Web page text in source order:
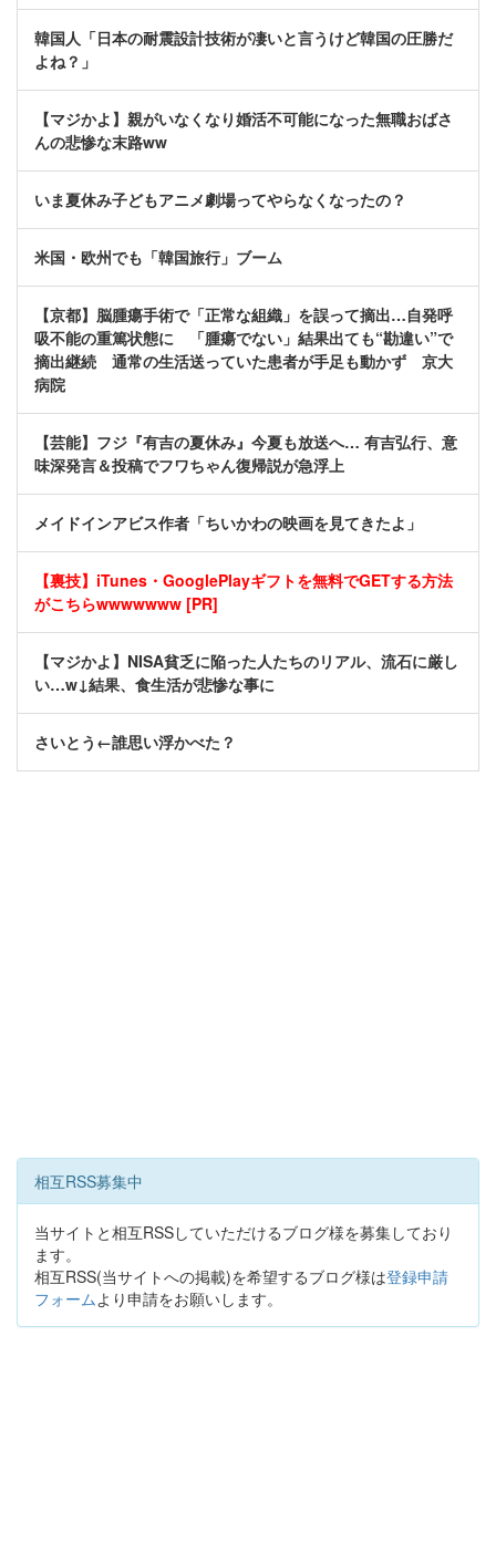
韓国人「日本の耐震設計技術が凄いと言うけど韓国の圧勝だ
よね？」
【マジかよ】親がいなくなり婚活不可能になった無職おばさ
んの悲惨な末路ww
いま夏休み子どもアニメ劇場ってやらなくなったの？
米国・欧州でも「韓国旅行」ブーム
【京都】脳腫瘍手術で「正常な組織」を誤って摘出…自発呼
吸不能の重篤状態に 「腫瘍でない」結果出ても“勘違い”で
摘出継続 通常の生活送っていた患者が手足も動かず 京大
病院
【芸能】フジ『有吉の夏休み』今夏も放送へ… 有吉弘行、意
味深発言＆投稿でフワちゃん復帰説が急浮上
メイドインアビス作者「ちいかわの映画を見てきたよ」
【裏技】iTunes・GooglePlayギフトを無料でGETする方法
がこちらwwwwwww [PR]
【マジかよ】NISA貧乏に陥った人たちのリアル、流石に厳し
い…w↓結果、食生活が悲惨な事に
さいとう←誰思い浮かべた？
相互RSS募集中
当サイトと相互RSSしていただけるブログ様を募集しており
ます。
相互RSS(当サイトへの掲載)を希望するブログ様は登録申請
フォームより申請をお願いします。